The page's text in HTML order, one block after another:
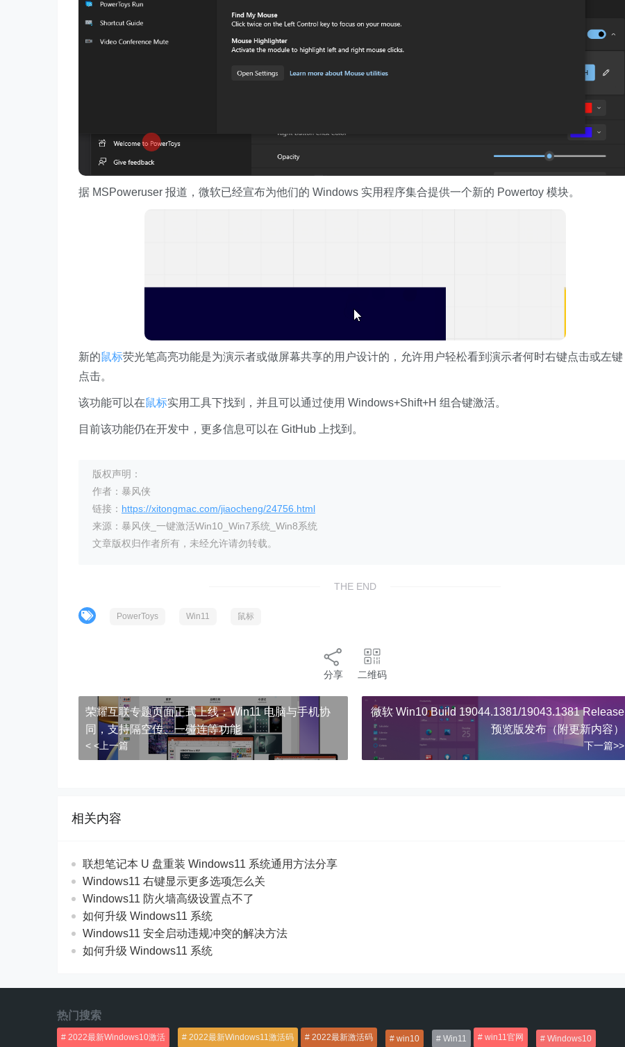
据 MSPoweruser 报道，微软已经宣布为他们的 Windows 实用程序集合提供一个新的 Powertoy 模块。
新的鼠标荧光笔高亮功能是为演示者或做屏幕共享的用户设计的，允许用户轻松看到演示者何时右键点击或左键
点击。
该功能可以在鼠标实用工具下找到，并且可以通过使用 Windows+Shift+H 组合键激活。
目前该功能仍在开发中，更多信息可以在 GitHub 上找到。
版权声明：
作者：暴风侠
链接： https://xitongmac.com/jiaocheng/24756.html
来源：暴风侠_一键激活Win10_Win7系统_Win8系统
文章版权归作者所有，未经允许请勿转载。
THE END
PowerToys Win11 鼠标
分享 二维码
荣耀互联专题页面正式上线：Win11 电脑与手机协
同，支持隔空传、一碰连等功能
< <上一篇
微软 Win10 Build 19044.1381/19043.1381 Release
预览版发布（附更新内容）
下一篇>>
相关内容
联想笔记本 U 盘重装 Windows11 系统通用方法分享
Windows11 右键显示更多选项怎么关
Windows11 防火墙高级设置点不了
如何升级 Windows11 系统
Windows11 安全启动违规冲突的解决方法
如何升级 Windows11 系统
热门搜索
2022最新Windows10激活 2022最新Windows11激活码 2022最新激活码 win10 Win11 win11官网 Windows10